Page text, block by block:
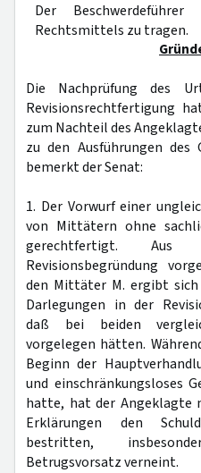
Der
Rechtsmittels zu tragen.
Die Nachprüfung des
Revisionsrechtfertigung
zum Nachteil des
zu den Ausführungen des
bemerkt der Senat:
1. Der Vorwurf einer
von Mittätern ohne
gerechtfertigt.
Revisionsbegründung
den Mittäter M. ergibt
Darlegungen in der
daß bei beiden
vorgelegen hätten.
Beginn der
und einschränkungsloses
hatte, hat der Angeklagte
Erklärungen den
bestritten,
Betrugsvorsatz verneint.